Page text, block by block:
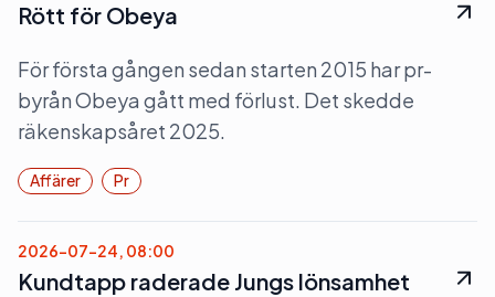
Rött för Obeya
För första gången sedan starten 2015 har pr-
byrån Obeya gått med förlust. Det skedde
räkenskapsåret 2025.
Affärer Pr
2026-07-24, 08:00
Kundtapp raderade Jungs lönsamhet